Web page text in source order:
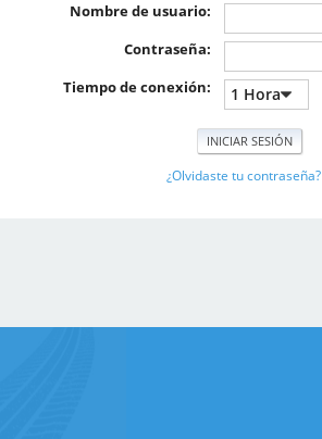
Nombre de usuario:
Contraseña:
Tiempo de conexión:
¿Olvidaste tu contraseña?